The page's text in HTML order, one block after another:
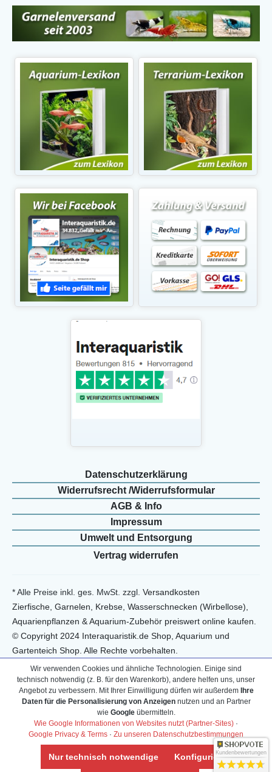
Daten­schutz­erklärung
Widerrufs­recht /Widerrufs­formular
AGB & Info
Impressum
Umwelt und Entsorgung
Vertrag widerrufen
* Alle Preise inkl. ges. MwSt. zzgl. Versandkosten
Zierfische, Garnelen, Krebse, Wasserschnecken (Wirbellose),
Aquarienpflanzen & Aquarium-Zubehör preiswert online kaufen.
© Copyright 2024 Interaquaristik.de Shop, Aquarium und
Gartenteich Shop. Alle Rechte vorbehalten.
Wir verwenden Cookies und ähnliche Technologien. Einige sind
technisch notwendig (z. B. für den Warenkorb), andere helfen uns, unser
Angebot zu verbessern. Mit Ihrer Einwilligung dürfen wir außerdem Ihre
Daten für die Personalisierung von Anzeigennutzen und an Partner
wie Googleübermitteln.
Wie Google Informationen von Websites nutzt (Partner-Sites) ·
Google Privacy & Terms · Zu unseren Datenschutzbestimmungen
Nur technisch notwendige KonfigurierenKundenbewertungen